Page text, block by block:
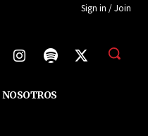
Sign in / Join
NOSOTROS